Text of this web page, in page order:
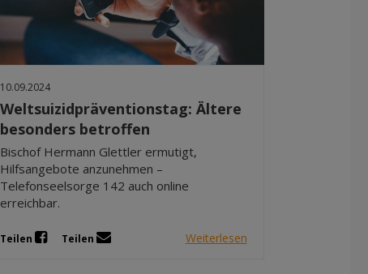
10.09.2024
Weltsuizidpräventionstag: Ältere
besonders betroffen
Bischof Hermann Glettler ermutigt,
Hilfsangebote anzunehmen –
Telefonseelsorge 142 auch online
erreichbar.
Teilen Teilen Weiterlesen